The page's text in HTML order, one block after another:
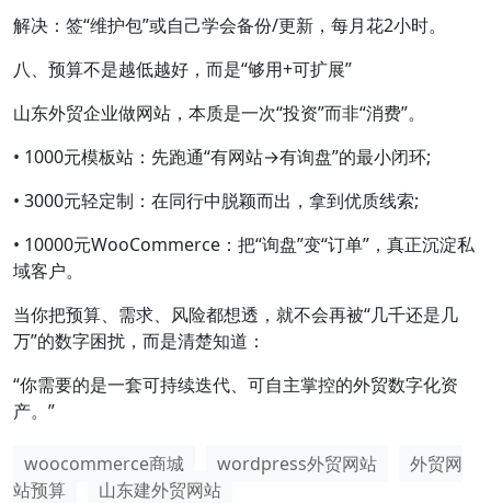
解决：签“维护包”或自己学会备份/更新，每月花2小时。
八、预算不是越低越好，而是“够用+可扩展”
山东外贸企业做网站，本质是一次“投资”而非“消费”。
• 1000元模板站：先跑通“有网站→有询盘”的最小闭环;
• 3000元轻定制：在同行中脱颖而出，拿到优质线索;
• 10000元WooCommerce：把“询盘”变“订单”，真正沉淀私
域客户。
当你把预算、需求、风险都想透，就不会再被“几千还是几
万”的数字困扰，而是清楚知道：
“你需要的是一套可持续迭代、可自主掌控的外贸数字化资
产。”
woocommerce商城 wordpress外贸网站
外贸网
站预算
山东建外贸网站